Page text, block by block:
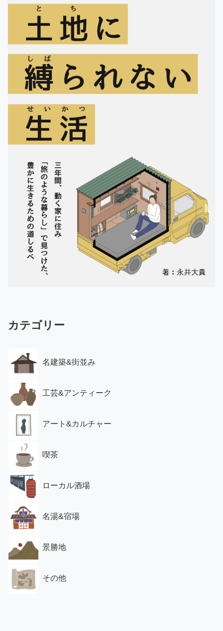
カテゴリー
名建築&街並み
工芸&アンティーク
アート&カルチャー
喫茶
ローカル酒場
名湯&宿場
景勝地
その他